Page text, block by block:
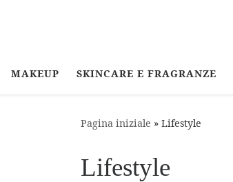
MAKEUP SKINCARE E FRAGRANZE
Pagina iniziale » Lifestyle
Lifestyle